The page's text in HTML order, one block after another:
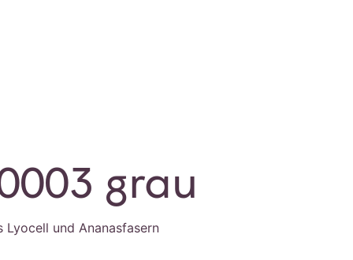
grau
Lyocell und Ananasfasern